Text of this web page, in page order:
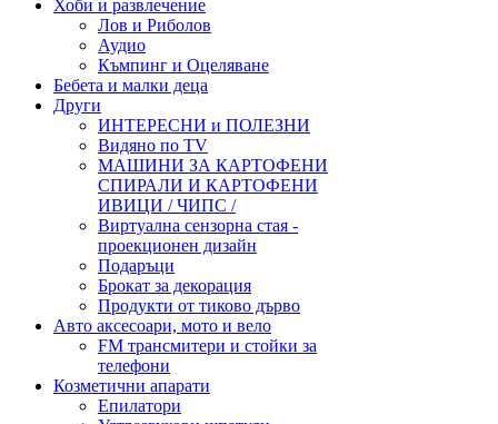
Хоби и развлечение
Лов и Риболов
Аудио
Къмпинг и Оцеляване
Бебета и малки деца
Други
ИНТЕРЕСНИ и ПОЛЕЗНИ
Видяно по TV
МАШИНИ ЗА КАРТОФЕНИ
СПИРАЛИ И КАРТОФЕНИ
ИВИЦИ / ЧИПС /
Виртуална сензорна стая -
проекционен дизайн
Подаръци
Брокат за декорация
Продукти от тиково дърво
Авто аксесоари, мото и вело
FM трансмитери и стойки за
телефони
Козметични апарати
Епилатори